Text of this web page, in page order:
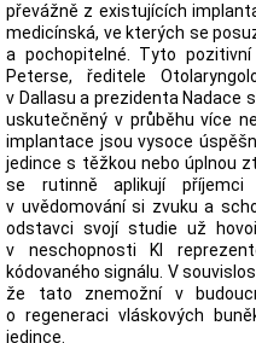
převážně z existujících
medicínská, ve kterých se
a pochopitelné. Tyto
Peterse, ředitele
v Dallasu a prezidenta Nadace
uskutečněný v průběhu více
implantace jsou vysoce
jedince s těžkou nebo úplnou
se rutinně aplikují
v uvědomování si zvuku a
odstavci svojí studie už
v neschopnosti KI
kódovaného signálu. V
že tato znemožní v
o regeneraci vláskových
jedince.